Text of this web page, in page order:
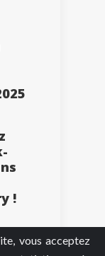
vous acceptez
!